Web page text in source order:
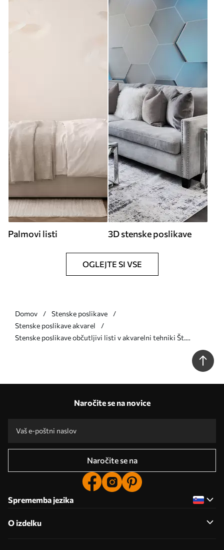
Palmovi listi 3D stenske poslikave
OGLEJTE SI VSE
Domov
Stenske poslikave
Stenske poslikave akvarel
Stenske poslikave občutljivi listi v akvarelni tehniki Št.
Naročite se na novice
Naročite se na
Sprememba jezika
O izdelku